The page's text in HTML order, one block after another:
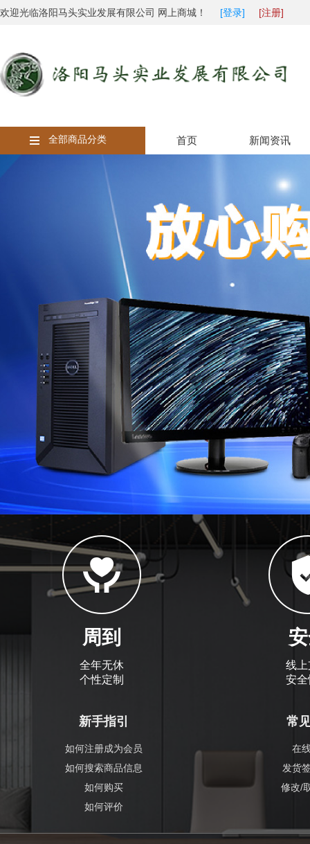
欢迎光临洛阳马头实业发展有限公司 网上商城！ [登录] [注册]
全部商品分类 首页 新闻资讯
周到
全年无休
个性定制
线
安
新手指引
如何注册成为会员
如何搜索商品信息
如何购买
如何评价
常
在
发货
修改/